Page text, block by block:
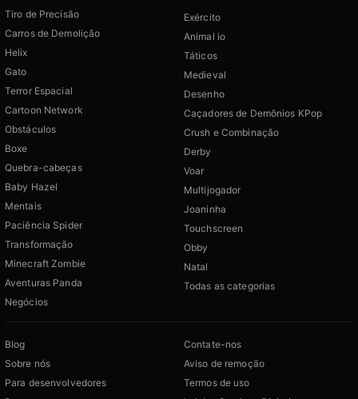
Tiro de Precisão
Carros de Demolição
Helix
Gato
Terror Espacial
Cartoon Network
Obstáculos
Boxe
Quebra-cabeças
Baby Hazel
Mentais
Paciência Spider
Transformação
Minecraft Zombie
Aventuras Panda
Negócios
Exército
Animal io
Táticos
Medieval
Desenho
Caçadores de Demônios KPop
Crush e Combinação
Derby
Voar
Multijogador
Joaninha
Touchscreen
Obby
Natal
Todas as categorias
Blog
Sobre nós
Para desenvolvedores
Contate-nos
Aviso de remoção
Termos de uso